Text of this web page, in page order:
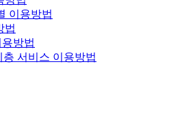
이용방법
법
방법
층 서비스 이용방법